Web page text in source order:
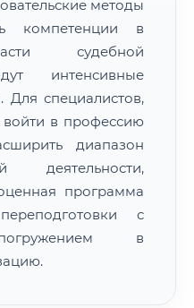
методы
компетенции в
судебной
интенсивные
Для специалистов,
в профессию
диапазон
деятельности,
программа
с
в